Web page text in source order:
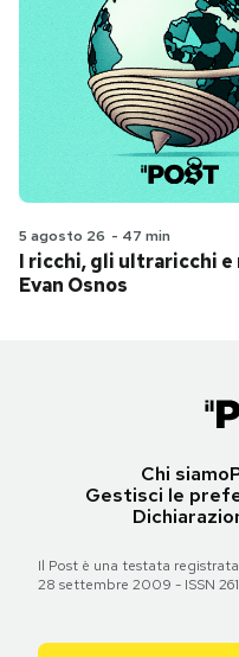
5 agosto 26 - 47 min
I ricchi, gli ultraricchi e
Evan Osnos
Chi siamo
Gestisci le
Il Post è una testata
28 settembre 2009 - ISSN